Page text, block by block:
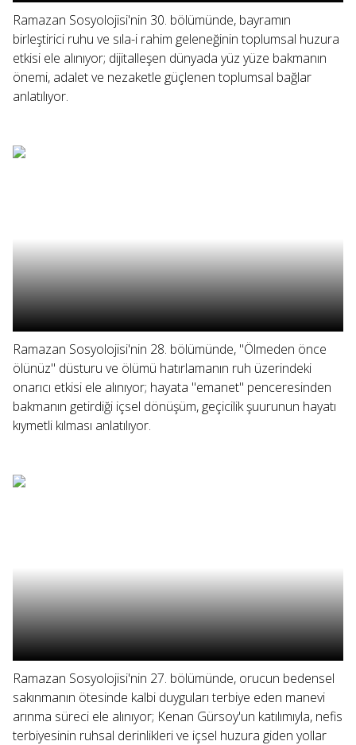
Ramazan Sosyolojisi'nin 30. bölümünde, bayramın
birleştirici ruhu ve sıla-i rahim geleneğinin toplumsal huzura
etkisi ele alınıyor; dijitalleşen dünyada yüz yüze bakmanın
önemi, adalet ve nezaketle güçlenen toplumsal bağlar
anlatılıyor.
Ramazan Sosyolojisi'nin 28. bölümünde, "Ölmeden önce
ölünüz" düsturu ve ölümü hatırlamanın ruh üzerindeki
onarıcı etkisi ele alınıyor; hayata "emanet" penceresinden
bakmanın getirdiği içsel dönüşüm, geçicilik şuurunun hayatı
kıymetli kılması anlatılıyor.
Ramazan Sosyolojisi'nin 27. bölümünde, orucun bedensel
sakınmanın ötesinde kalbi duyguları terbiye eden manevi
arınma süreci ele alınıyor; Kenan Gürsoy'un katılımıyla, nefis
terbiyesinin ruhsal derinlikleri ve içsel huzura giden yollar